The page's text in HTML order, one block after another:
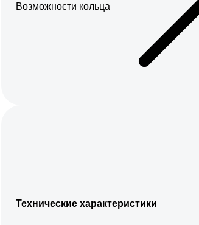
Возможности кольца
Технические характеристики